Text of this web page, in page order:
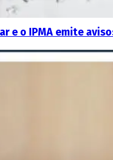
e o IPMA emite